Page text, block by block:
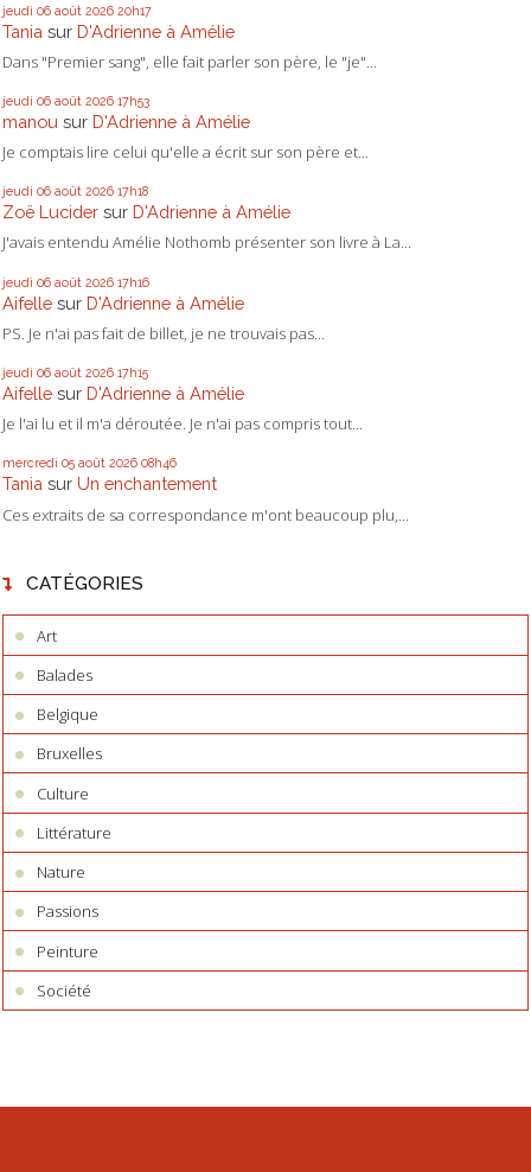
jeudi 06 août 2026 20h17
Tania sur D'Adrienne à Amélie
Dans "Premier sang", elle fait parler son père, le "je"...
jeudi 06 août 2026 17h53
manou sur D'Adrienne à Amélie
Je comptais lire celui qu'elle a écrit sur son père et...
jeudi 06 août 2026 17h18
Zoë Lucider sur D'Adrienne à Amélie
J'avais entendu Amélie Nothomb présenter son livre à La...
jeudi 06 août 2026 17h16
Aifelle sur D'Adrienne à Amélie
PS. Je n'ai pas fait de billet, je ne trouvais pas...
jeudi 06 août 2026 17h15
Aifelle sur D'Adrienne à Amélie
Je l'ai lu et il m'a déroutée. Je n'ai pas compris tout...
mercredi 05 août 2026 08h46
Tania sur Un enchantement
Ces extraits de sa correspondance m'ont beaucoup plu,...
CATÉGORIES
Art
Balades
Belgique
Bruxelles
Culture
Littérature
Nature
Passions
Peinture
Société